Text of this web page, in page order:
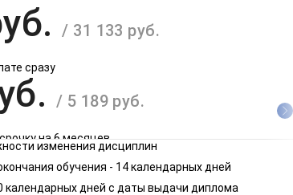
/ 31 133 руб.
сразу
/ 5 189 руб.
на 6 месяцев
/ 2 595 руб.
изменения дисциплин
обучения - 14 календарных дней
дней с даты выдачи диплома